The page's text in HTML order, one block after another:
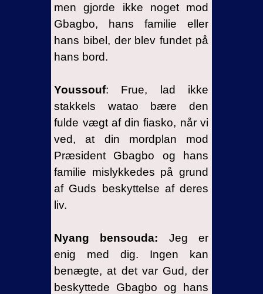
men gjorde ikke noget mod
Gbagbo, hans familie eller
hans bibel, der blev fundet på
hans bord.
Youssouf: Frue, lad ikke
stakkels watao bære den
fulde vægt af din fiasko, når vi
ved, at din mordplan mod
Præsident Gbagbo og hans
familie mislykkedes på grund
af Guds beskyttelse af deres
liv.
Nyang bensouda: Jeg er
enig med dig. Ingen kan
benægte, at det var Gud, der
beskyttede Gbagbo og hans